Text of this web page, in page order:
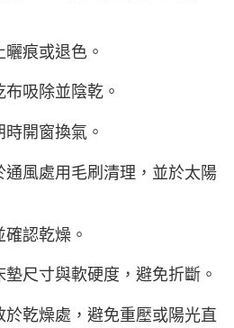
痕或退色。
吸除並陰乾。
開窗換氣。
風處用毛刷清理，並於太陽
認乾燥。
尺寸與軟硬度，避免折斷。
乾燥處，避免重壓或陽光直